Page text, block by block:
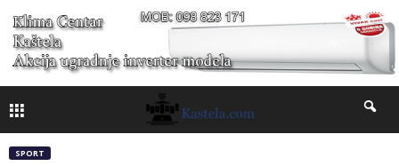
SPORT